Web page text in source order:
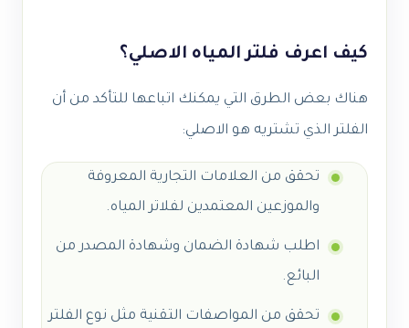
كيف اعرف فلتر المياه الاصلي؟
هناك بعض الطرق التي يمكنك اتباعها للتأكد من أن
الفلتر الذي تشتريه هو الاصلي:
تحقق من العلامات التجارية المعروفة
والموزعين المعتمدين لفلاتر المياه.
اطلب شهادة الضمان وشهادة المصدر من
البائع.
تحقق من المواصفات التقنية مثل نوع الفلتر